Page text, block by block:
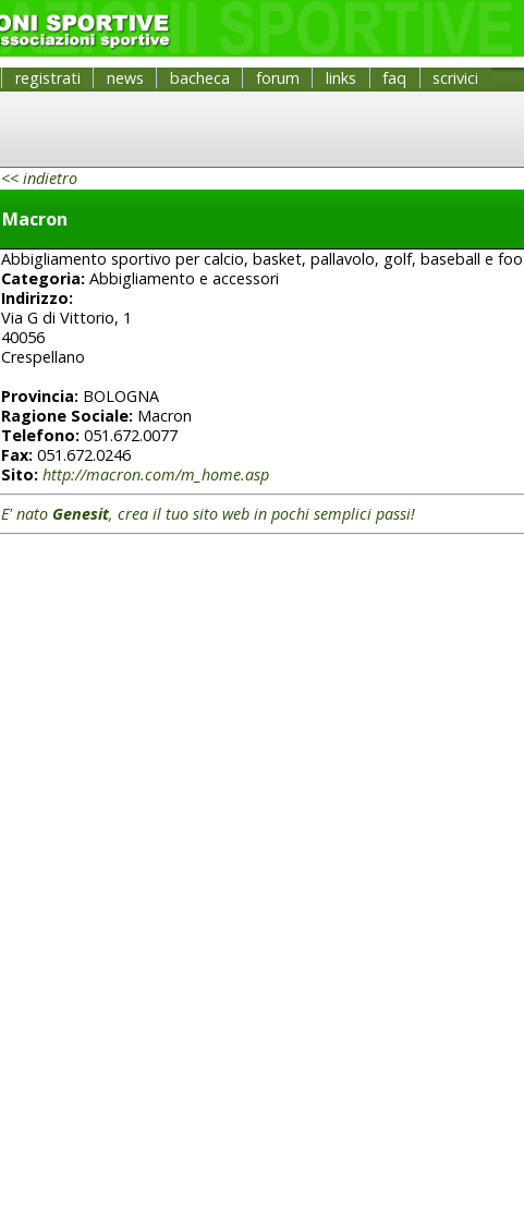
registrati news bacheca forum links faq scrivici
<< indietro
Macron
Abbigliamento sportivo per calcio, basket, pallavolo, golf, baseball e
Categoria: Abbigliamento e accessori
Indirizzo:
Via G di Vittorio, 1
40056
Crespellano
Provincia: BOLOGNA
Ragione Sociale: Macron
Telefono: 051.672.0077
Fax: 051.672.0246
Sito: http://macron.com/m_home.asp
E' nato Genesit, crea il tuo sito web in pochi semplici passi!